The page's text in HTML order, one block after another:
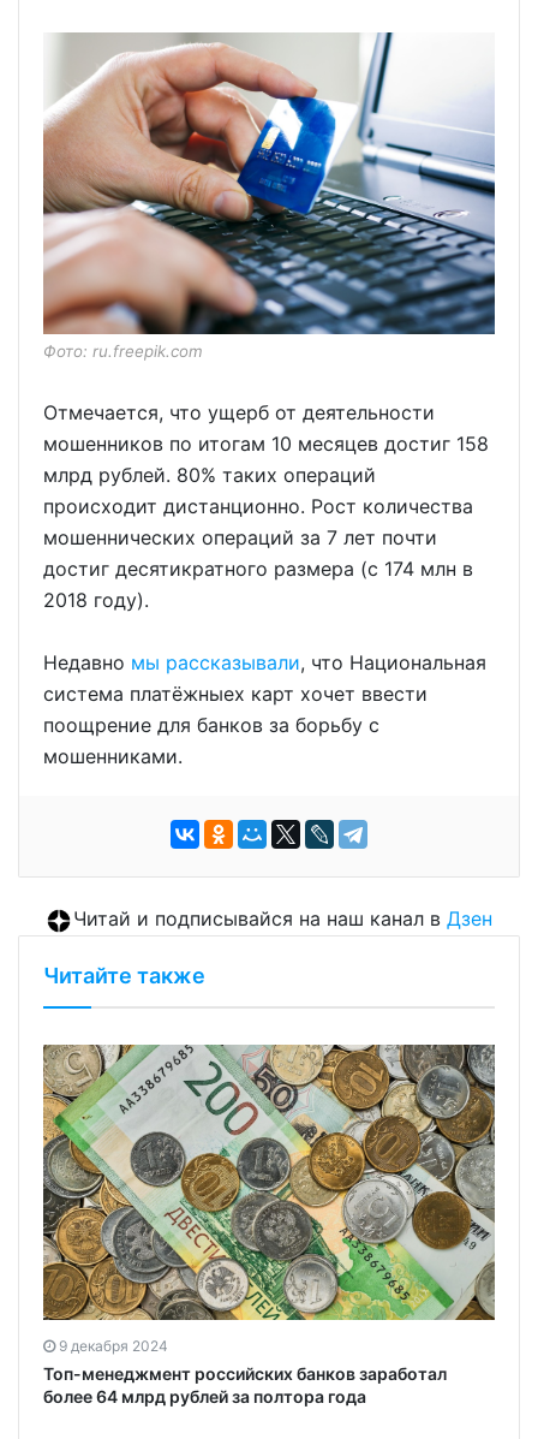
Фото: ru.freepik.com
Отмечается, что ущерб от деятельности
мошенников по итогам 10 месяцев достиг 158
млрд рублей. 80% таких операций
происходит дистанционно. Рост количества
мошеннических операций за 7 лет почти
достиг десятикратного размера (с 174 млн в
2018 году).
Недавно мы рассказывали, что Национальная
система платёжныех карт хочет ввести
поощрение для банков за борьбу с
мошенниками.
Читай и подписывайся на наш канал в Дзен
Читайте также
9 декабря 2024
Топ-менеджмент российских банков заработал
более 64 млрд рублей за полтора года